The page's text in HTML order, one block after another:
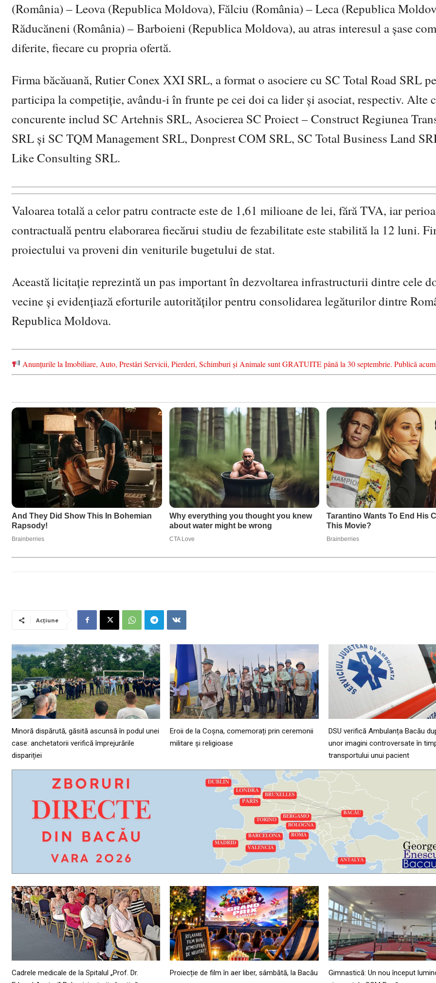
(România) – Leova (Republica Moldova), Fălciu (România) – Leca (Republica
Răducăneni (România) – Barboieni (Republica Moldova), au atras interesul a șase
diferite, fiecare cu propria ofertă.
Firma băcăuană, Rutier Conex XXI SRL, a format o asociere cu SC Total Road SRL
participa la competiție, avându-i în frunte pe cei doi ca lider și asociat, respectiv. Alte
concurente includ SC Artehnis SRL, Asocierea SC Proiect – Construct Regiunea
SRL și SC TQM Management SRL, Donprest COM SRL, SC Total Business Land
Like Consulting SRL.
Valoarea totală a celor patru contracte este de 1,61 milioane de lei, fără TVA, iar
contractuală pentru elaborarea fiecărui studiu de fezabilitate este stabilită la 12 luni.
proiectului va proveni din veniturile bugetului de stat.
Această licitație reprezintă un pas important în dezvoltarea infrastructurii dintre cele
vecine și evidențiază eforturile autorităților pentru consolidarea legăturilor dintre
Republica Moldova.
Anunțurile la Imobiliare, Auto, Prestări Servicii, Pierderi, Schimburi și Animale sunt GRATUITE până la 30 septembrie. Publică
Acțiune
Minoră dispărută, găsită ascunsă în podul unei
case: anchetatorii verifică împrejurările
dispariției
Eroii de la Coșna, comemorați prin ceremonii
militare și religioase
DSU verifică Ambulanța Bacău
unor imagini controversate în
transportului unui pacient
Cadrele medicale de la Spitalul „Prof. Dr.
Proiecție de film în aer liber, sâmbătă, la Bacău
Gimnastică: Un nou început